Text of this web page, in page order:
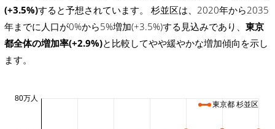
(+3.5%)すると予想されています。 杉並区は、2020年から2035
年までに人口が0%から5%増加(+3.5%)する見込みであり、 東京
都全体の増加率(+2.9%)と比較してやや緩やかな増加傾向を示し
ます。
80万人
東京都 杉並区